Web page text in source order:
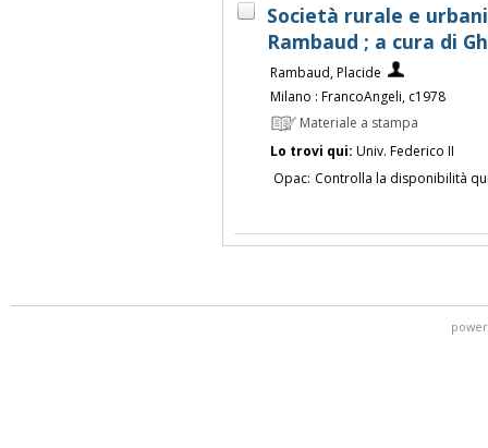
Società rurale e
Rambaud ; a cura di
Rambaud, Placide
Milano : FrancoAngeli, c1978
Materiale a stampa
Lo trovi qui: Univ. Federico II
Opac: Controlla la disponibilità